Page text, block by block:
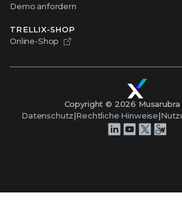
Demo anfordern
TRELLIX-SHOP
Online-Shop
Copyright © 2026 Musarubra
Datenschutz|Rechtliche Hinweise|